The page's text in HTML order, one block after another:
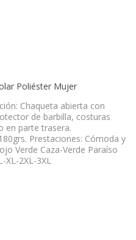
Poliéster Mujer
Chaqueta abierta con
de barbilla, costuras
en parte trasera.
Prestaciones: Cómoda y
Verde Caza-Verde Paraíso
2XL-3XL